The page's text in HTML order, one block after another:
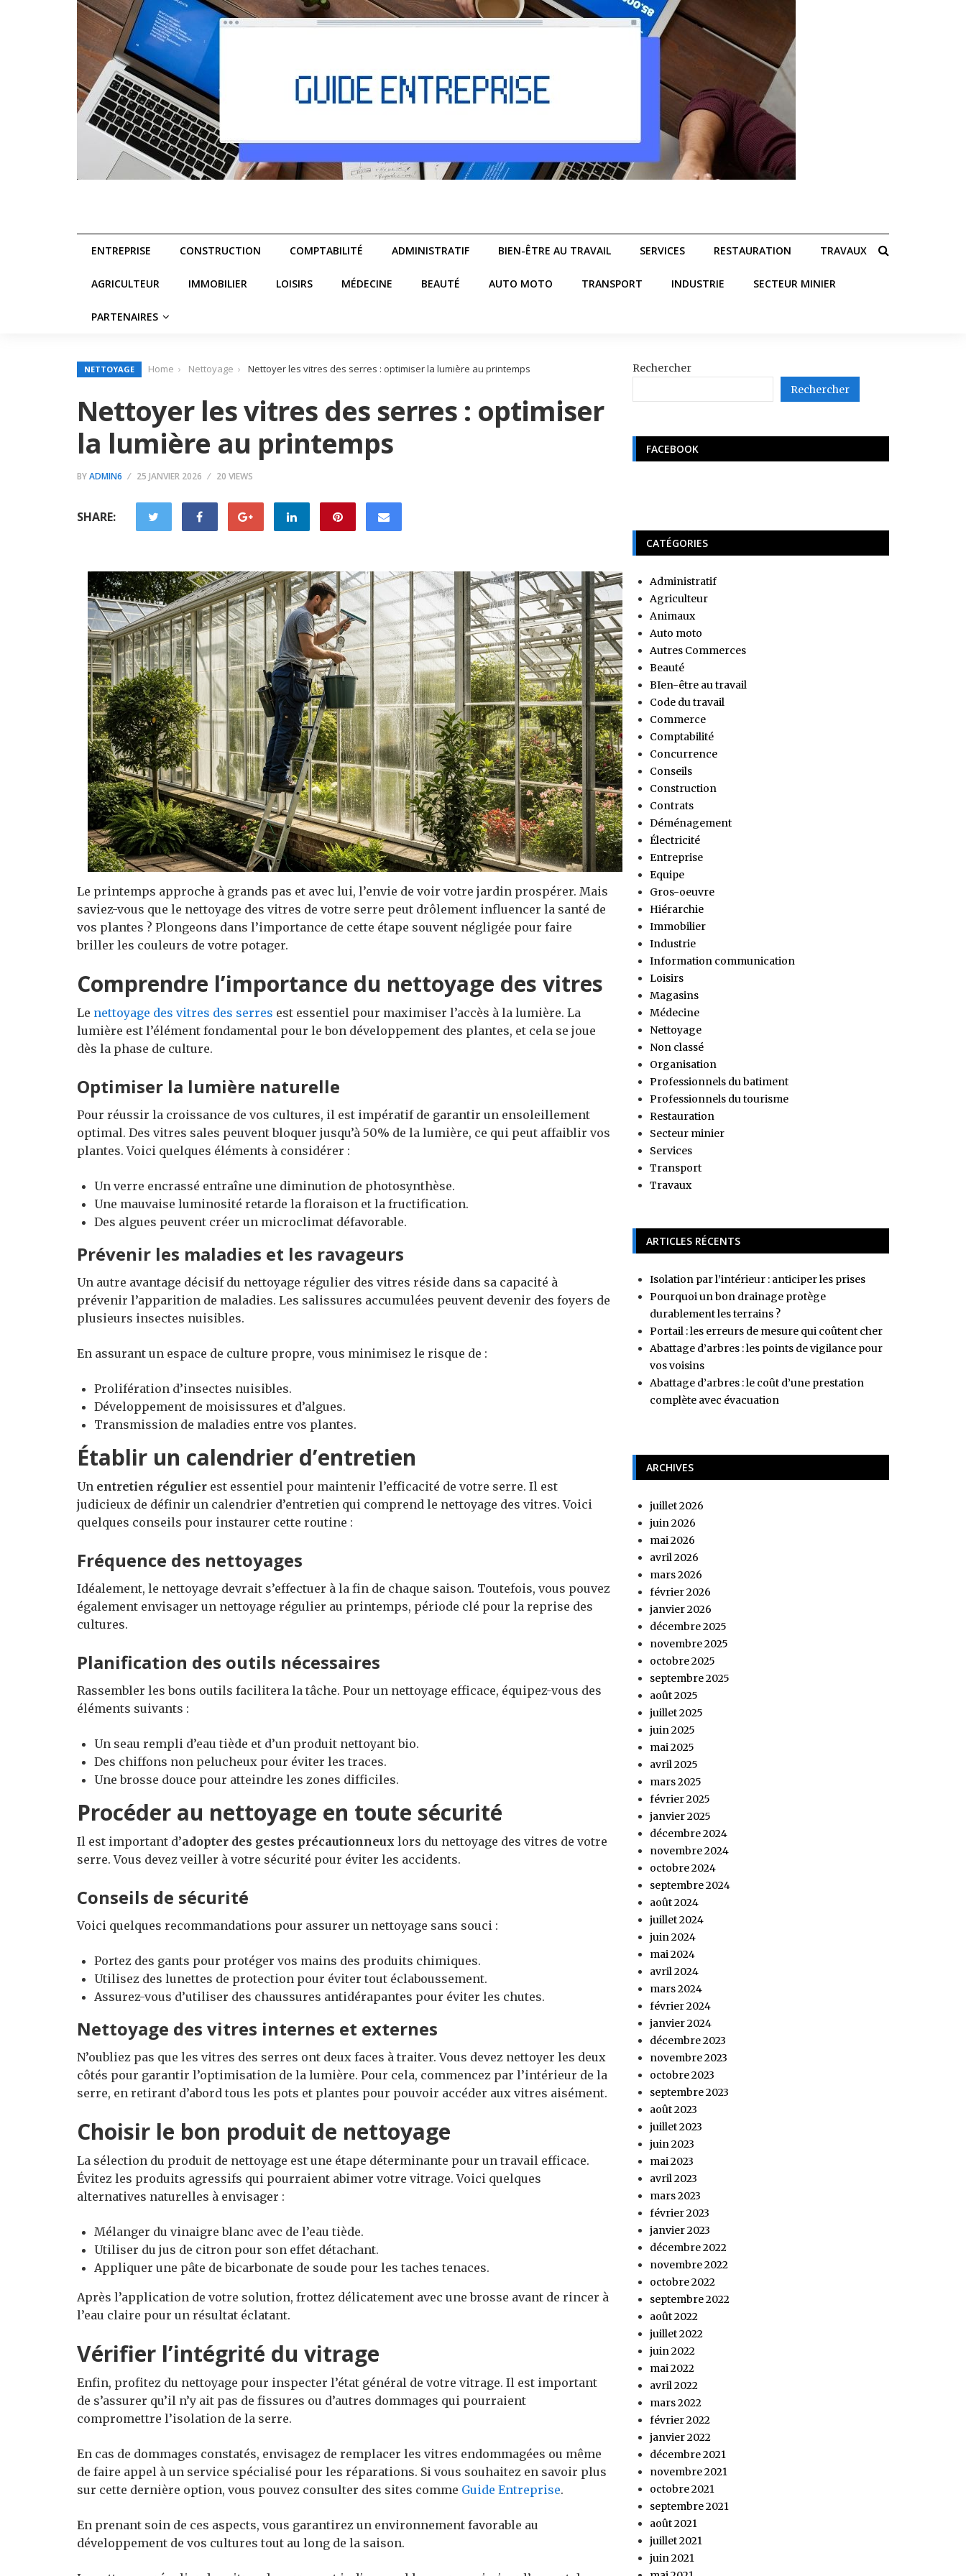
ENTREPRISE CONSTRUCTION COMPTABILITÉ ADMINISTRATIF BIEN-ÊTRE AU TRAVAIL SERVICES RESTAURATION TRAVAUX
AGRICULTEUR IMMOBILIER LOISIRS MÉDECINE BEAUTÉ AUTO MOTO TRANSPORT INDUSTRIE SECTEUR MINIER
PARTENAIRES
NETTOYAGE Home Nettoyage Nettoyer les vitres des serres : optimiser la lumière au printemps
Nettoyer les vitres des serres : optimiser
la lumière au printemps
BYADMIN6 25 JANVIER 2026 20 VIEWS
SHARE:
Le printemps approche à grands pas et avec lui, l’envie de voir votre jardin prospérer. Mais
saviez-vous que le nettoyage des vitres de votre serre peut drôlement influencer la santé de
vos plantes ? Plongeons dans l’importance de cette étape souvent négligée pour faire
briller les couleurs de votre potager.
Comprendre l’importance du nettoyage des vitres
Le nettoyage des vitres des serres est essentiel pour maximiser l’accès à la lumière. La
lumière est l’élément fondamental pour le bon développement des plantes, et cela se joue
dès la phase de culture.
Optimiser la lumière naturelle
Pour réussir la croissance de vos cultures, il est impératif de garantir un ensoleillement
optimal. Des vitres sales peuvent bloquer jusqu’à 50% de la lumière, ce qui peut affaiblir vos
plantes. Voici quelques éléments à considérer :
Un verre encrassé entraîne une diminution de photosynthèse.
Une mauvaise luminosité retarde la floraison et la fructification.
Des algues peuvent créer un microclimat défavorable.
Prévenir les maladies et les ravageurs
Un autre avantage décisif du nettoyage régulier des vitres réside dans sa capacité à
prévenir l’apparition de maladies. Les salissures accumulées peuvent devenir des foyers de
plusieurs insectes nuisibles.
En assurant un espace de culture propre, vous minimisez le risque de :
Prolifération d’insectes nuisibles.
Développement de moisissures et d’algues.
Transmission de maladies entre vos plantes.
Établir un calendrier d’entretien
Un entretien régulier est essentiel pour maintenir l’efficacité de votre serre. Il est
judicieux de définir un calendrier d’entretien qui comprend le nettoyage des vitres. Voici
quelques conseils pour instaurer cette routine :
Fréquence des nettoyages
Idéalement, le nettoyage devrait s’effectuer à la fin de chaque saison. Toutefois, vous pouvez
également envisager un nettoyage régulier au printemps, période clé pour la reprise des
cultures.
Planification des outils nécessaires
Rassembler les bons outils facilitera la tâche. Pour un nettoyage efficace, équipez-vous des
éléments suivants :
Un seau rempli d’eau tiède et d’un produit nettoyant bio.
Des chiffons non pelucheux pour éviter les traces.
Une brosse douce pour atteindre les zones difficiles.
Procéder au nettoyage en toute sécurité
Il est important d’adopter des gestes précautionneux lors du nettoyage des vitres de votre
serre. Vous devez veiller à votre sécurité pour éviter les accidents.
Conseils de sécurité
Voici quelques recommandations pour assurer un nettoyage sans souci :
Portez des gants pour protéger vos mains des produits chimiques.
Utilisez des lunettes de protection pour éviter tout éclaboussement.
Assurez-vous d’utiliser des chaussures antidérapantes pour éviter les chutes.
Nettoyage des vitres internes et externes
N’oubliez pas que les vitres des serres ont deux faces à traiter. Vous devez nettoyer les deux
côtés pour garantir l’optimisation de la lumière. Pour cela, commencez par l’intérieur de la
serre, en retirant d’abord tous les pots et plantes pour pouvoir accéder aux vitres aisément.
Choisir le bon produit de nettoyage
La sélection du produit de nettoyage est une étape déterminante pour un travail efficace.
Évitez les produits agressifs qui pourraient abimer votre vitrage. Voici quelques
alternatives naturelles à envisager :
Mélanger du vinaigre blanc avec de l’eau tiède.
Utiliser du jus de citron pour son effet détachant.
Appliquer une pâte de bicarbonate de soude pour les taches tenaces.
Après l’application de votre solution, frottez délicatement avec une brosse avant de rincer à
l’eau claire pour un résultat éclatant.
Vérifier l’intégrité du vitrage
Enfin, profitez du nettoyage pour inspecter l’état général de votre vitrage. Il est important
de s’assurer qu’il n’y ait pas de fissures ou d’autres dommages qui pourraient
compromettre l’isolation de la serre.
En cas de dommages constatés, envisagez de remplacer les vitres endommagées ou même
de faire appel à un service spécialisé pour les réparations. Si vous souhaitez en savoir plus
sur cette dernière option, vous pouvez consulter des sites comme Guide Entreprise.
En prenant soin de ces aspects, vous garantirez un environnement favorable au
développement de vos cultures tout au long de la saison.
Rechercher
Rechercher
FACEBOOK
CATÉGORIES
Administratif
Agriculteur
Animaux
Auto moto
Autres Commerces
Beauté
BIen-être au travail
Code du travail
Commerce
Comptabilité
Concurrence
Conseils
Construction
Contrats
Déménagement
Électricité
Entreprise
Equipe
Gros-oeuvre
Hiérarchie
Immobilier
Industrie
Information communication
Loisirs
Magasins
Médecine
Nettoyage
Non classé
Organisation
Professionnels du batiment
Professionnels du tourisme
Restauration
Secteur minier
Services
Transport
Travaux
ARTICLES RÉCENTS
Isolation par l’intérieur : anticiper les prises
Pourquoi un bon drainage protège
durablement les terrains ?
Portail : les erreurs de mesure qui coûtent cher
Abattage d’arbres : les points de vigilance pour
vos voisins
Abattage d’arbres : le coût d’une prestation
complète avec évacuation
ARCHIVES
juillet 2026
juin 2026
mai 2026
avril 2026
mars 2026
février 2026
janvier 2026
décembre 2025
novembre 2025
octobre 2025
septembre 2025
août 2025
juillet 2025
juin 2025
mai 2025
avril 2025
mars 2025
février 2025
janvier 2025
décembre 2024
novembre 2024
octobre 2024
septembre 2024
août 2024
juillet 2024
juin 2024
mai 2024
avril 2024
mars 2024
février 2024
janvier 2024
décembre 2023
novembre 2023
octobre 2023
septembre 2023
août 2023
juillet 2023
juin 2023
mai 2023
avril 2023
mars 2023
février 2023
janvier 2023
décembre 2022
novembre 2022
octobre 2022
septembre 2022
août 2022
juillet 2022
juin 2022
mai 2022
avril 2022
mars 2022
février 2022
janvier 2022
décembre 2021
novembre 2021
octobre 2021
septembre 2021
août 2021
juillet 2021
juin 2021